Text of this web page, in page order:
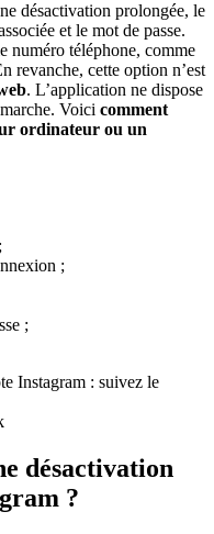
désactivation prolongée, le
et le mot de passe.
numéro téléphone, comme
revanche, cette option n’est
. L’application ne dispose
Voici comment
ordinateur ou un
;
;
désactivation
?